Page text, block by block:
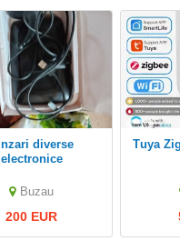
electronice
Buzau
200 EUR
Tuya Zigbee gateway 3.0